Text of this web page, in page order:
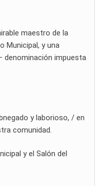
maestro de la
Municipal, y una
denominación impuesta
y laborioso, / en
comunidad.
y el Salón del